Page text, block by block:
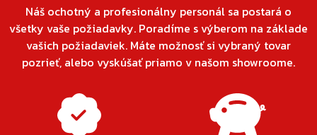
Náš ochotný a profesionálny personál sa postará o
všetky vaše požiadavky. Poradíme s výberom na základe
vašich požiadaviek. Máte možnosť si vybraný tovar
pozrieť, alebo vyskúšať priamo v našom showroome.